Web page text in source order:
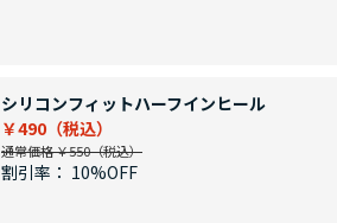
シリコンフィットハーフインヒール
￥490
通常価格 ￥550
割引率： 10%OFF